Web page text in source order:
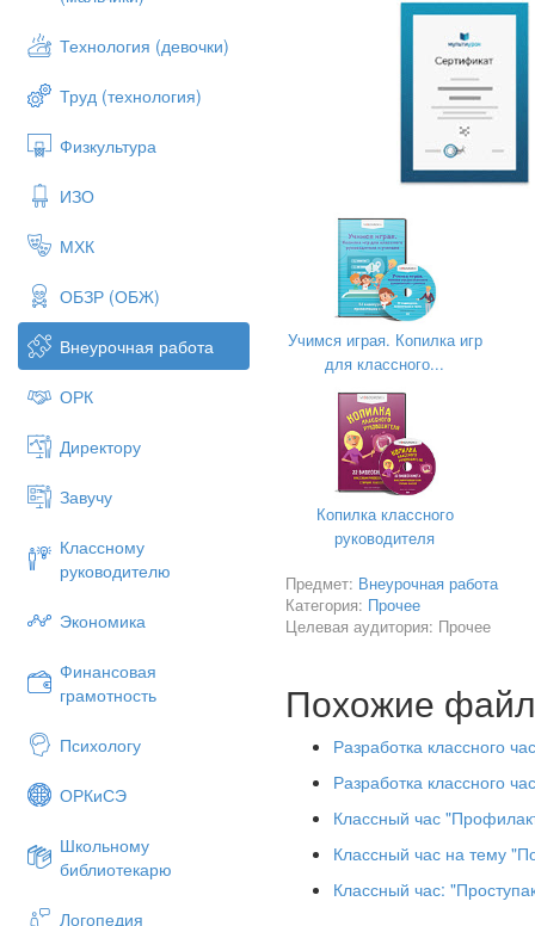
Технология (девочки)
Труд (технология)
Физкультура
ИЗО
МХК
ОБЗР (ОБЖ)
Внеурочная работа
ОРК
Директору
Завучу
Классному
руководителю
Экономика
Финансовая
грамотность
Психологу
ОРКиСЭ
Школьному
библиотекарю
Логопедия
Как видите в
(нити приклеплены к
- С чем можно сравнить эти
- А если сейчас сможем
(Что наша жизнь
- Что будет если нить
А применительно к нашей
- Представьте себе, что
тяжелым последствиям.
- Ребята, вы вступаете в
выбрать правильный
банального отсутствия
закона не освобождает от
- И сегодняшний
попробуем в ходе игры
что несем ответственность.
3. Основная часть:
Давным-давно, тысячи лет
Одновременно с ними
Что они обязаны делать и
Появилось два
разрешено: хочешь
всё можно.
В государстве Нельзя
другу.
Государства постоянно
государство Можно. Оно
догадаться, что тут началось!
Учимся играя. Копилка игр
для классного...
Копилка классного
руководителя
Предмет: Внеурочная работа
Категория: Прочее
Целевая аудитория: Прочее
Похожие
Разработка классного
Разработка классного
Классный час
Классный час на тему
Классный час: